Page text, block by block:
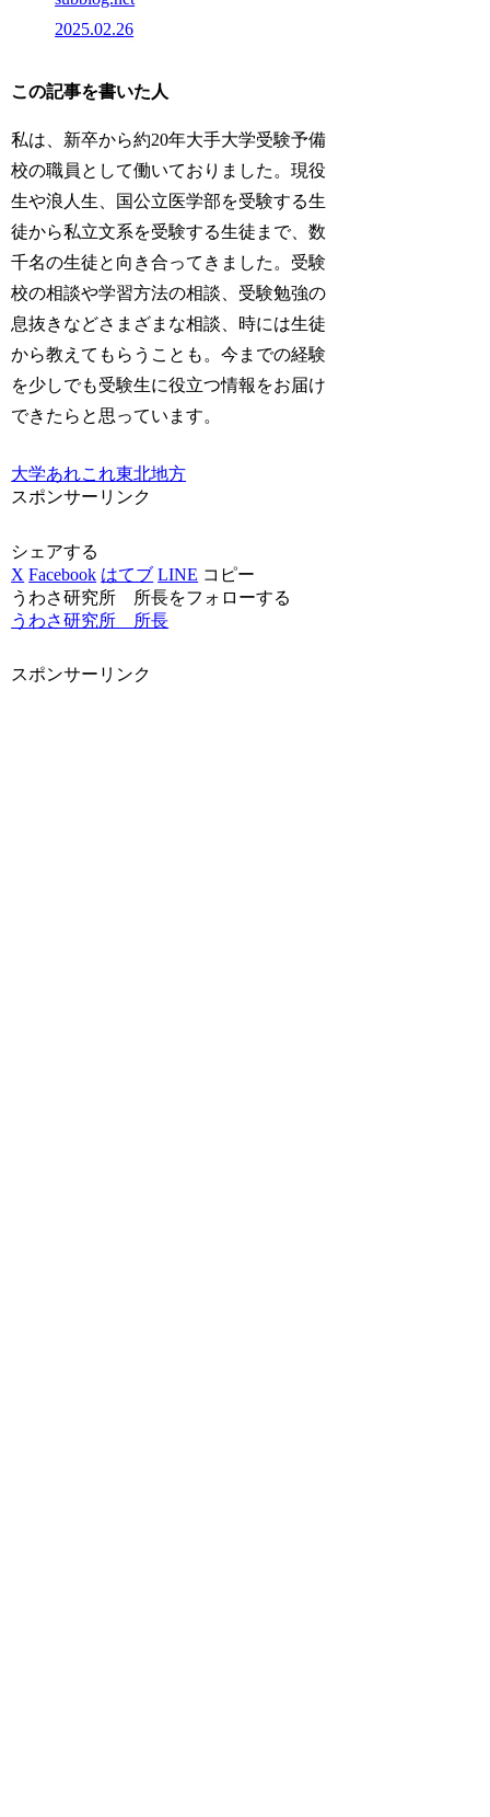
2025.02.26
この記事を書いた人
私は、新卒から約20年大手大学受験予備
校の職員として働いておりました。現役
生や浪人生、国公立医学部を受験する生
徒から私立文系を受験する生徒まで、数
千名の生徒と向き合ってきました。受験
校の相談や学習方法の相談、受験勉強の
息抜きなどさまざまな相談、時には生徒
から教えてもらうことも。今までの経験
を少しでも受験生に役立つ情報をお届け
できたらと思っています。
大学あれこれ東北地方
スポンサーリンク
シェアする
X Facebook はてブ LINE コピー
うわさ研究所 所長をフォローする
うわさ研究所 所長
スポンサーリンク